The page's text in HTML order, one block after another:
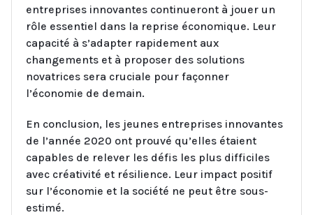
entreprises innovantes continueront à jouer un
rôle essentiel dans la reprise économique. Leur
capacité à s’adapter rapidement aux
changements et à proposer des solutions
novatrices sera cruciale pour façonner
l’économie de demain.
En conclusion, les jeunes entreprises innovantes
de l’année 2020 ont prouvé qu’elles étaient
capables de relever les défis les plus difficiles
avec créativité et résilience. Leur impact positif
sur l’économie et la société ne peut être sous-
estimé.